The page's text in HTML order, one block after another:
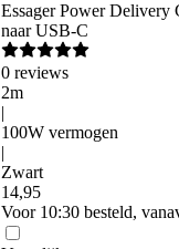
Essager Power Delivery
naar USB-C
0 reviews
2m
|
100W vermogen
|
Zwart
14,95
Voor 10:30 besteld,